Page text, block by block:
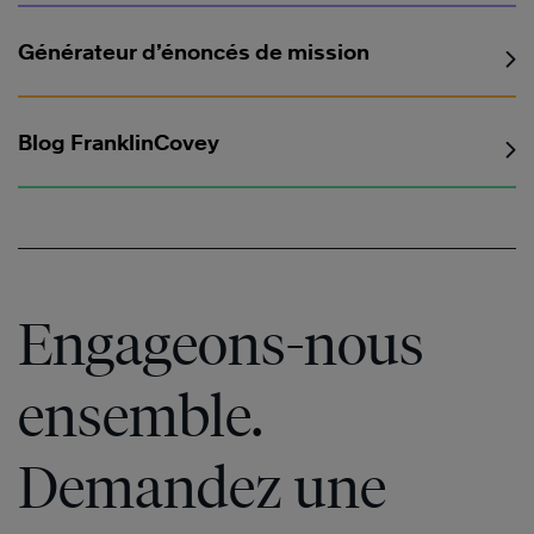
En
savoir
plus
Générateur d’énoncés de mission
Blog FranklinCovey
Engageons-nous
ensemble.
Demandez une